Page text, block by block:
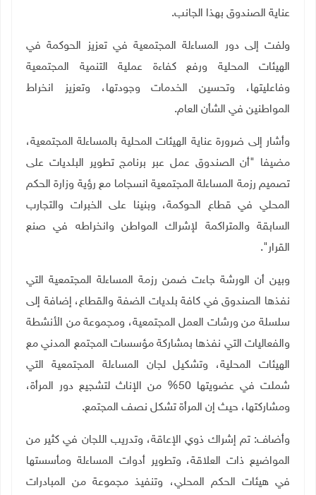
عناية الصندوق بهذا الجانب.
ولفت إلى دور المساءلة المجتمعية في تعزيز الحوكمة في
الهيئات المحلية ورفع كفاءة عملية التنمية المجتمعية
وفاعليتها، وتحسين الخدمات وجودتها، وتعزيز انخراط
المواطنين في الشأن العام.
وأشار إلى ضرورة عناية الهيئات المحلية بالمساءلة المجتمعية،
مضيفا "أن الصندوق عمل عبر برنامج تطوير البلديات على
تصميم رزمة المساءلة المجتمعية انسجاما مع رؤية وزارة الحكم
المحلي في قطاع الحوكمة، وبنينا على الخبرات والتجارب
السابقة والمتراكمة لإشراك المواطن وانخراطه في صنع
القرار".
وبين أن الورشة جاءت ضمن رزمة المساءلة المجتمعية التي
نفذها الصندوق في كافة بلديات الضفة والقطاع، إضافة إلى
سلسلة من ورشات العمل المجتمعية، ومجموعة من الأنشطة
والفعاليات التي نفذها بمشاركة مؤسسات المجتمع المدني مع
الهيئات المحلية، وتشكيل لجان المساءلة المجتمعية التي
شملت في عضويتها 50% من الإناث لتشجيع دور المرأة،
ومشاركتها، حيث إن المرأة تشكل نصف المجتمع.
وأضاف: تم إشراك ذوي الإعاقة، وتدريب اللجان في كثير من
المواضيع ذات العلاقة، وتطوير أدوات المساءلة ومأسستها
في هيئات الحكم المحلي، وتنفيذ مجموعة من المبادرات